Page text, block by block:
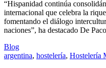
“Hispanidad continúa
internacional que celebra la
fomentando el diálogo
naciones”, ha destacado De
Blog
argentina, hostelería, Hostelería